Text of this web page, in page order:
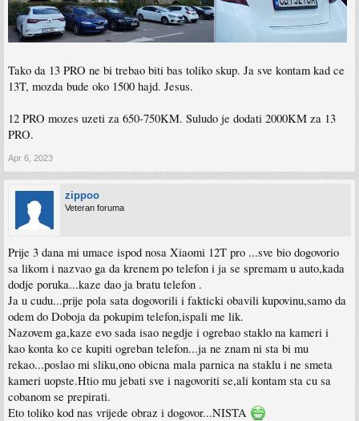
Tako da 13 PRO ne bi trebao biti bas toliko skup. Ja sve kontam kad ce
13T, mozda bude oko 1500 hajd. Jesus.
12 PRO mozes uzeti za 650-750KM. Suludo je dodati 2000KM za 13
PRO.
Apr 6, 2023
zippoo
Veteran foruma
Prije 3 dana mi umace ispod nosa Xiaomi 12T pro ...sve bio dogovorio
sa likom i nazvao ga da krenem po telefon i ja se spremam u auto,kada
dodje poruka...kaze dao ja bratu telefon .
Ja u cudu...prije pola sata dogovorili i fakticki obavili kupovinu,samo da
odem do Doboja da pokupim telefon,ispali me lik.
Nazovem ga,kaze evo sada isao negdje i ogrebao staklo na kameri i
kao konta ko ce kupiti ogreban telefon...ja ne znam ni sta bi mu
rekao...poslao mi sliku,ono obicna mala parnica na staklu i ne smeta
kameri uopste.Htio mu jebati sve i nagovoriti se,ali kontam sta cu sa
cobanom se prepirati.
Eto toliko kod nas vrijede obraz i dogovor...NISTA